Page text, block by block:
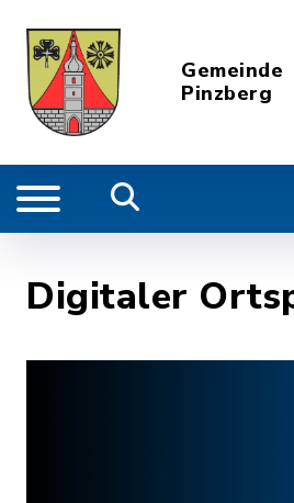
Gemeinde
Pinzberg
Digitaler